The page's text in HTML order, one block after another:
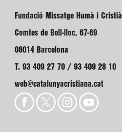
Fundació Missatge Humà i Cristià
Comtes de Bell-lloc, 67-69
08014 Barcelona
T. 93 409 27 70 / 93 409 28 10
web@catalunyacristiana.cat